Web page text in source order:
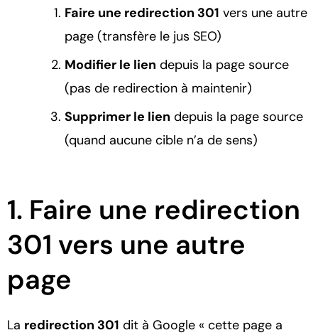
Faire une redirection 301 vers une autre
page (transfère le jus SEO)
Modifier le lien depuis la page source
(pas de redirection à maintenir)
Supprimer le lien depuis la page source
(quand aucune cible n’a de sens)
1. Faire une redirection
301 vers une autre
page
La redirection 301 dit à Google « cette page a